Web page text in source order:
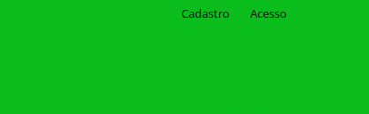
Cadastro Acesso